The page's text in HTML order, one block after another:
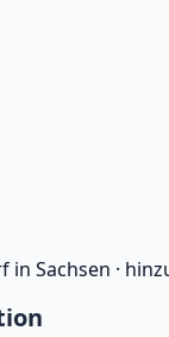
in Sachsen ·